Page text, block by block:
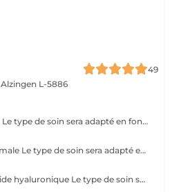
49
Alzingen L-5886
Soin de saison oxygénant Le type de soin sera adapté en fonction des besoins de votre peau
Soin apaisant À l'eau thermale Le type de soin sera adapté en fonction des besoins de votre peau
Soin intensif hydratant acide hyaluronique Le type de soin sera adapté en fonction des besoins de votre peau